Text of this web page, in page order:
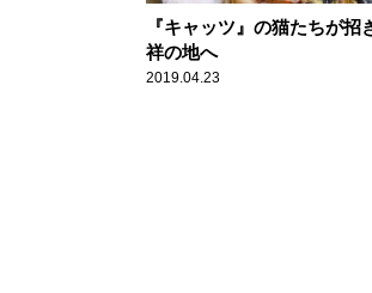
『キャッツ』の猫たちが招
祥の地へ
2019.04.23